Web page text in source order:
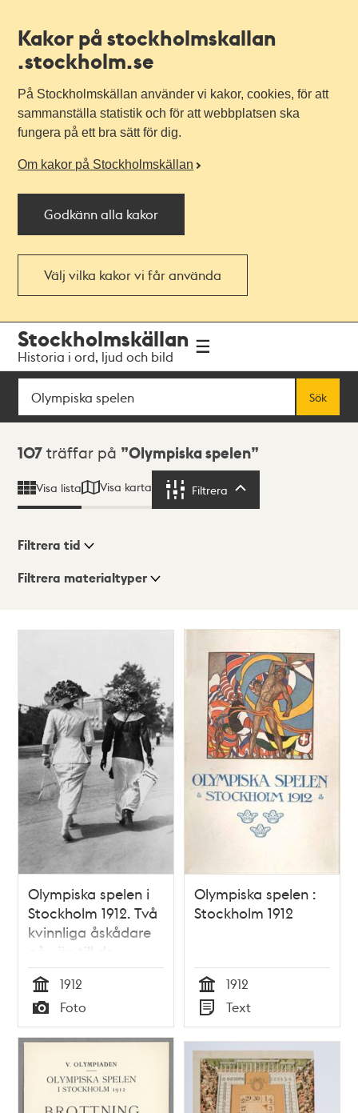
Kakor på stockholmskallan
.stockholm.se
På Stockholmskällan använder vi kakor, cookies, för att
sammanställa statistik och för att webbplatsen ska
fungera på ett bra sätt för dig.
Om kakor på Stockholmskällan
Godkänn alla kakor
Välj vilka kakor vi får använda
navigationen
huvudinnehållet
Stockholmskällan
Historia i ord, ljud och bild
Sök
Sök
Sökresultat
107 träffar på Olympiska spelen
Visa lista Visa karta Filtrera
Visningsläge
Filtrera tid
Filtrera materialtyper
Olympiska spelen i
Stockholm 1912. Två
kvinnliga åskådare
på väg till de
Olympiska spelen.
Tid
1912
Typ
Foto
Olympiska spelen :
Stockholm 1912
Tid
1912
Typ
Text